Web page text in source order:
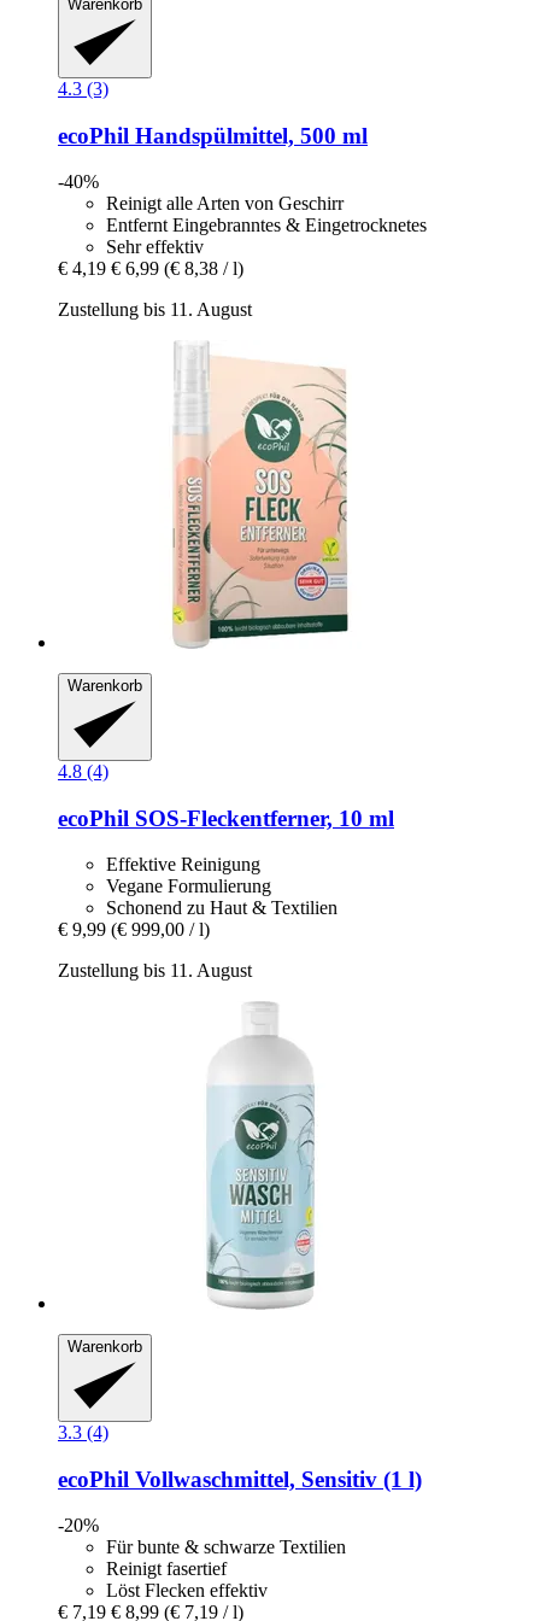
Warenkorb
4.3 (3)
ecoPhil Handspülmittel, 500 ml
-40%
Reinigt alle Arten von Geschirr
Entfernt Eingebranntes & Eingetrocknetes
Sehr effektiv
€ 4,19 € 6,99 (€ 8,38 / l)
Zustellung bis 11. August
Warenkorb
4.8 (4)
ecoPhil SOS-​Fleckentferner, 10 ml
Effektive Reinigung
Vegane Formulierung
Schonend zu Haut & Textilien
€ 9,99 (€ 999,00 / l)
Zustellung bis 11. August
Warenkorb
3.3 (4)
ecoPhil Vollwaschmittel, Sensitiv (1 l)
-20%
Für bunte & schwarze Textilien
Reinigt fasertief
Löst Flecken effektiv
€ 7,19 € 8,99 (€ 7,19 / l)